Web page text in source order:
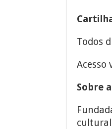
Todos
Sobre
cultural